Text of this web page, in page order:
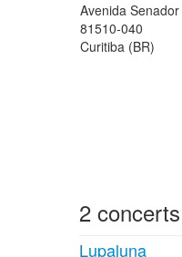
Avenida
81510-040
Curitiba (BR)
2 concerts
Lupaluna